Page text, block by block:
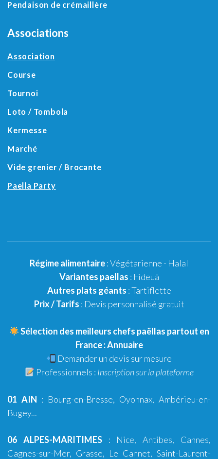
Pendaison de crémaillère
Associations
Association
Course
Tournoi
Loto / Tombola
Kermesse
Marché
Vide grenier / Brocante
Paella Party
Régime alimentaire:Végétarienne - Halal
Variantes paellas : Fideuà
Autres plats géants : Tartiflette
Prix / Tarifs : Devis personnalisé gratuit
Sélection des meilleurs chefs paëllas partout en
France :Annuaire
Demander un devis sur mesure
Professionnels : Inscription sur la plateforme
01 AIN : Bourg-en-Bresse, Oyonnax, Ambérieu-en-
Bugey...
06 ALPES-MARITIMES: Nice,Antibes, Cannes,
Cagnes-sur-Mer, Grasse, Le Cannet, Saint-Laurent-